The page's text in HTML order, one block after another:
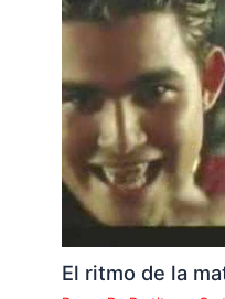
El ritmo de la